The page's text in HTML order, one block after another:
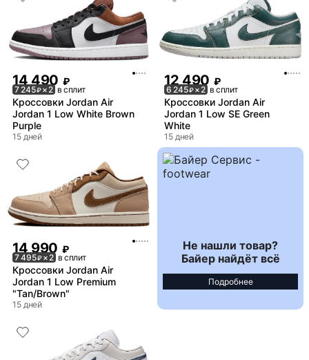
14 490 ₽
7 245₽× 2 в сплит
Кроссовки Jordan Air
Jordan 1 Low White Brown
Purple
15 дней
12 490 ₽
6 245₽× 2 в сплит
Кроссовки Jordan Air
Jordan 1 Low SE Green
White
15 дней
14 990 ₽
7 495₽× 2 в сплит
Кроссовки Jordan Air
Jordan 1 Low Premium
"Tan/Brown"
15 дней
Не нашли товар?
Байер найдёт всё
Подробнее